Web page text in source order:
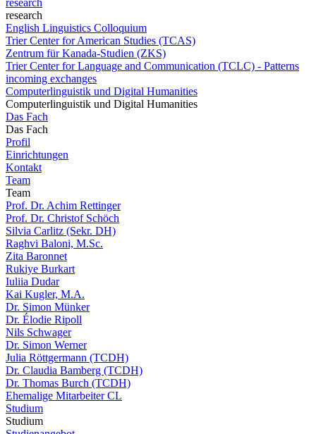
research
research
English Linguistics Colloquium
Trier Center for American Studies (TCAS)
Zentrum für Kanada-Studien (ZKS)
Trier Center for Language and Communication (TCLC) - Patterns
incoming exchanges
Computerlinguistik und Digital Humanities
Computerlinguistik und Digital Humanities
Das Fach
Das Fach
Profil
Einrichtungen
Kontakt
Team
Team
Prof. Dr. Achim Rettinger
Prof. Dr. Christof Schöch
Silvia Carlitz (Sekr. DH)
Raghvi Baloni, M.Sc.
Zita Baronnet
Rukiye Burkart
Iuliia Dudar
Kai Kugler, M.A.
Dr. Simon Münker
Dr. Élodie Ripoll
Nils Schwager
Dr. Simon Werner
Julia Röttgermann (TCDH)
Dr. Claudia Bamberg (TCDH)
Dr. Thomas Burch (TCDH)
Ehemalige Mitarbeiter CL
Studium
Studium